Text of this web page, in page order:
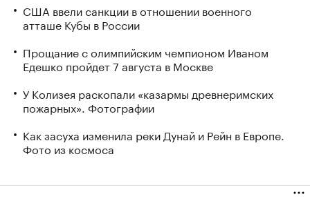
США ввели санкции в отношении военного
атташе Кубы в России
Прощание с олимпийским чемпионом Иваном
Едешко пройдет 7 августа в Москве
У Колизея раскопали «казармы древнеримских
пожарных». Фотографии
Как засуха изменила реки Дунай и Рейн в Европе.
Фото из космоса